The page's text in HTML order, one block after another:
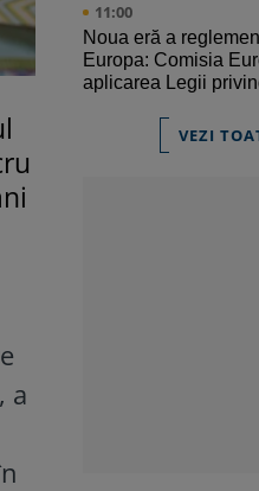
a
11:00
Noua eră a
Europa: Comisia
aplicarea Legii
VEZI